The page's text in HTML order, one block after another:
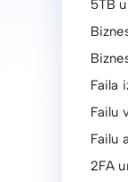
5TB
Faila
Failu
Failu
2FA